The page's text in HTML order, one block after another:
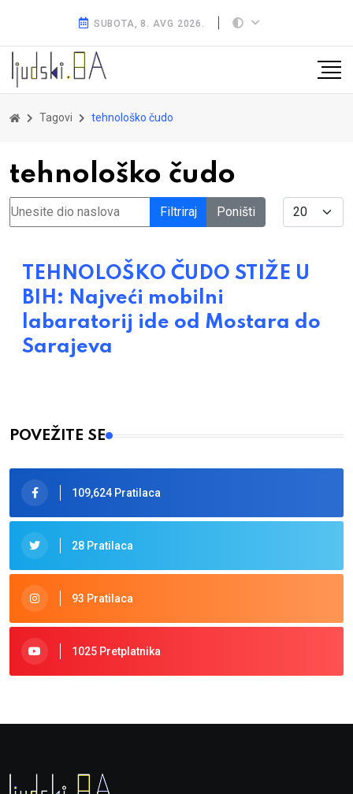
SUBOTA, 8. AVG 2026.
Tagovi tehnološko čudo
tehnološko čudo
Unesite dio naslova Filtriraj Poništi Display #
TEHNOLOŠKO ČUDO STIŽE U
BIH: Najveći mobilni
labaratorij ide od Mostara do
Sarajeva
POVEŽITE SE
109,624 Pratilaca
28 Pratilaca
93 Pratilaca
1025 Pretplatnika